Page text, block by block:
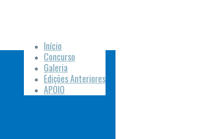
Início
Concurso
Galeria
Edições Anteriores
APOIO